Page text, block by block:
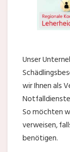
Unser
wir Ihnen als
So möchten
verweisen,
benötigen.